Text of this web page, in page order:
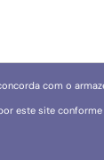
com o
este site conforme